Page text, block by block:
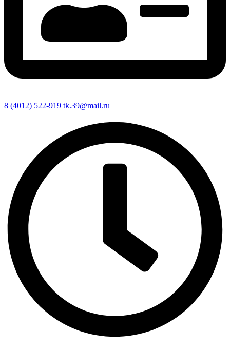
8 (4012) 522-919 tk.39@mail.ru